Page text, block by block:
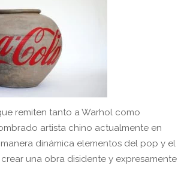
remiten tanto a Warhol como
artista chino actualmente en
dinámica elementos del pop y el
una obra disidente y expresamente